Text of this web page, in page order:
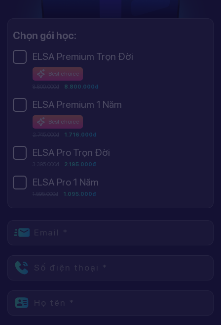
Chọn gói học:
ELSA Premium Trọn Đời
Best choice
8.800.000đ 8.800.000đ
ELSA Premium 1 Năm
Best choice
2.745.000đ 1.716.000đ
ELSA Pro Trọn Đời
3.395.000đ 2.195.000đ
ELSA Pro 1 Năm
1.595.000đ 1.095.000đ
Email *
Số điện thoại *
Họ tên *